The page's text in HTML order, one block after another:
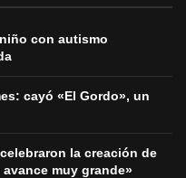
con autismo
cayó «El Gordo», un
la creación de
muy grande»